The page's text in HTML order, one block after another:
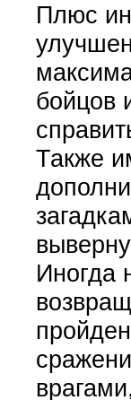
Плюс
бойцов
Также
Иногда